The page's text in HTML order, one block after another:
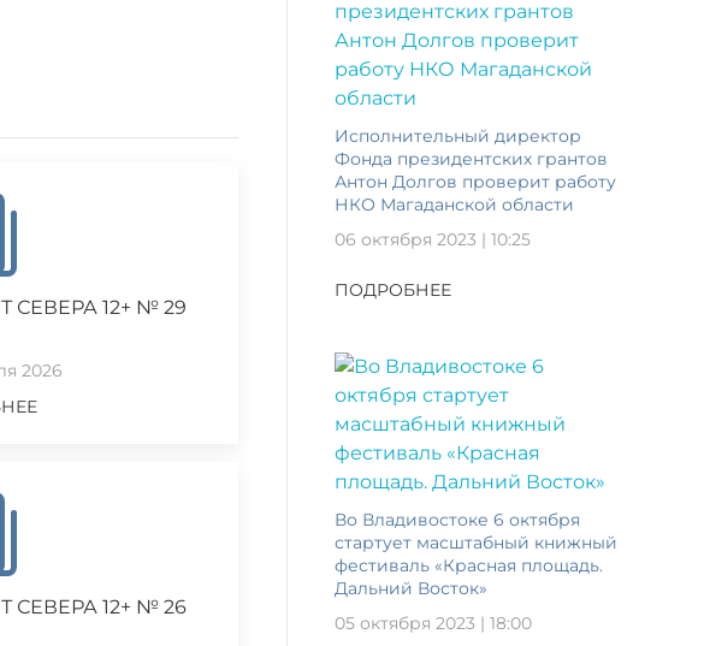
СЕВЕРА 12+ № 29
2026
СЕВЕРА 12+ № 26
Исполнительный директор
Фонда президентских грантов
Антон Долгов проверит работу
НКО Магаданской области
06 октября 2023 | 10:25
ПОДРОБНЕЕ
Во Владивостоке 6 октября
стартует масштабный книжный
фестиваль «Красная площадь.
Дальний Восток»
05 октября 2023 | 18:00